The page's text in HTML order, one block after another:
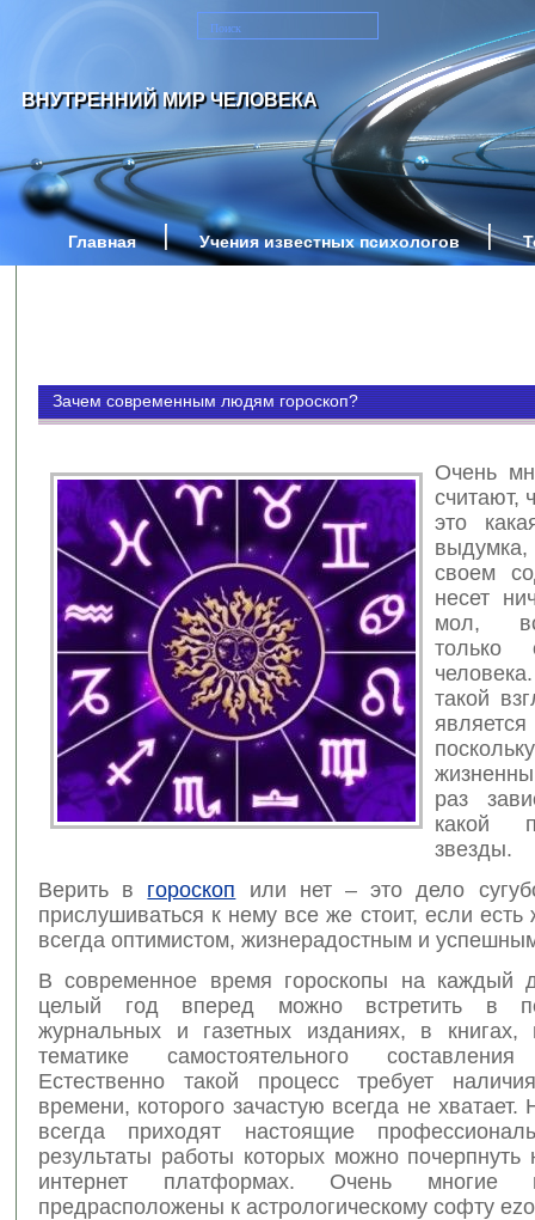
ВНУТРЕННИЙ МИР ЧЕЛОВЕКА
Главная Учения известных психологов
Зачем современным людям гороскоп?
Очень
считают,
это
своем
несет
мол,
только
такой
раз
какой
звезды.
Верить в гороскоп или нет – это дело
прислушиваться к нему все же стоит, если
всегда оптимистом, жизнерадостным и
В современное время гороскопы на каждый
целый год вперед можно встретить в
журнальных и газетных изданиях, в книгах,
тематике самостоятельного составления
Естественно такой процесс требует
времени, которого зачастую всегда не
всегда приходят настоящие
результаты работы которых можно почерпнуть
интернет платформах. Очень многие
предрасположены к астрологическому софту